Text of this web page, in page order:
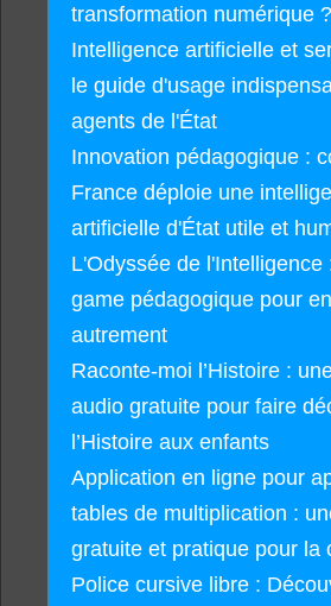
transformation numérique ?
Intelligence artificielle et
le guide d'usage
agents de l'État
Innovation pédagogique :
France déploie une
artificielle d'État utile et
L'Odyssée de l'Intelligence
game pédagogique pour
autrement
Raconte-moi l’Histoire :
audio gratuite pour faire
l’Histoire aux enfants
Application en ligne pour
tables de multiplication :
gratuite et pratique pour la
Police cursive libre :